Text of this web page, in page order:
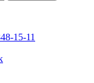
15-11